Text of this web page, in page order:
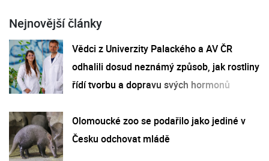
Nejnovější články
Vědci z Univerzity Palackého a AV ČR
odhalili dosud neznámý způsob, jak rostliny
řídí tvorbu a dopravu svých hormonů
Olomoucké zoo se podařilo jako jediné v
Česku odchovat mládě